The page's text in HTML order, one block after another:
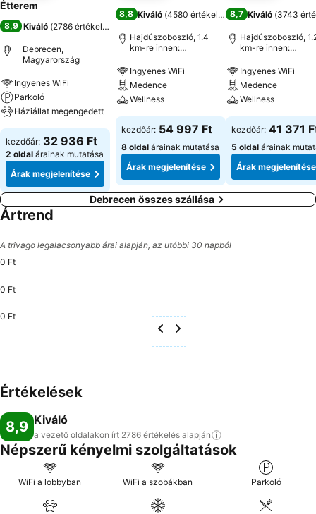
Étterem
8,9 Kiváló (2786 értékelés
Debrecen,
Magyarország
Ingyenes WiFi
Parkoló
Háziállat megengedett
kezdőár: 32 936 Ft
2 oldal árainak mutatása
Árak megjelenítése
8,8 Kiváló (4580 értékelés )
Hajdúszoboszló, 1.4
km-re innen:
Ingyenes WiFi
Medence
Wellness
kezdőár: 54 997 Ft
8 oldal árainak mutatása
Árak megjelenítése
8,7 Kiváló (3743
Hajdúszoboszló,
km-re innen:
Ingyenes WiFi
Medence
Wellness
kezdőár: 41 371
5 oldal árainak
Árak megjelenítése
Debrecen összes szállása
Ártrend
A trivago legalacsonyabb árai alapján, az utóbbi 30 napból
0 Ft
0 Ft
0 Ft
Értékelések
8,9 Kiváló
a vezető oldalakon írt 2786 értékelés alapján
Népszerű kényelmi szolgáltatások
WiFi a lobbyban WiFi a szobákban Parkoló